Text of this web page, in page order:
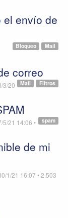
el envío de
Mail
Bloqueo
correo
Filtros
Mail
3/20
spam
5/21 14:06 •
de mi
1/21 16:07 •2.503